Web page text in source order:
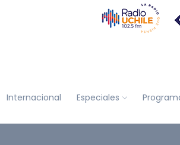
Internacional Especiales